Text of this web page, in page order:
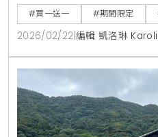
家推出限量10萬個TEAM
#買一送一 #期間限定
2026/02/22 編輯 凱洛琳